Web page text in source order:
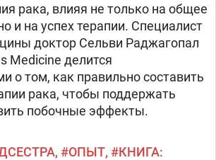
рака, влияя не только на общее
и на успех терапии. Специалист
доктор Сельви Раджагопал
Medicine делится
о том, как правильно составить
рака, чтобы поддержать
побочные эффекты.
ОПЫТ КНИГА